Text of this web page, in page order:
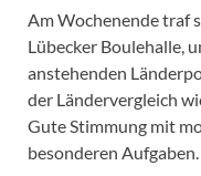
Am Wochenende traf
Lübecker Boulehalle,
anstehenden
der Ländervergleich
Gute Stimmung mit
besonderen Aufgaben.